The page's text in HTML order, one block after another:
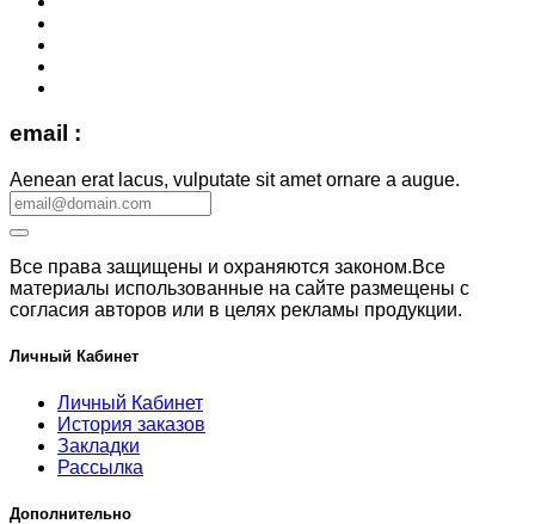
email :
Aenean erat lacus, vulputate sit amet ornare a augue.
Все права защищены и охраняются законом.Все
материалы использованные на сайте размещены с
согласия авторов или в целях рекламы продукции.
Личный Кабинет
Личный Кабинет
История заказов
Закладки
Рассылка
Дополнительно